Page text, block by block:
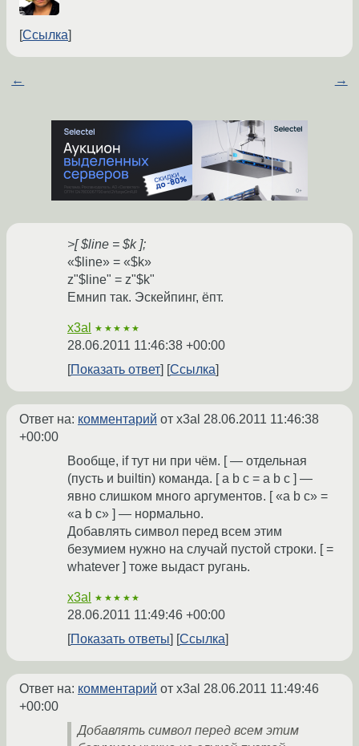
Ссылка
← →
>[ $line = $k ];
«$line» = «$k»
z"$line" = z"$k"
Емнип так. Эскейпинг, ёпт.
x3al ★★★★★
28.06.2011 11:46:38 +00:00
Показать ответ
Ссылка
Ответ на: комментарий от x3al 28.06.2011 11:46:38
+00:00
Вообще, if тут ни при чём. [ — отдельная
(пусть и builtin) команда. [ a b c = a b c ] —
явно слишком много аргументов. [ «a b c» =
«a b c» ] — нормально.
Добавлять символ перед всем этим
безумием нужно на случай пустой строки. [ =
whatever ] тоже выдаст ругань.
x3al ★★★★★
28.06.2011 11:49:46 +00:00
Показать ответы
Ссылка
Ответ на: комментарий от x3al 28.06.2011 11:49:46
+00:00
Добавлять символ перед всем этим